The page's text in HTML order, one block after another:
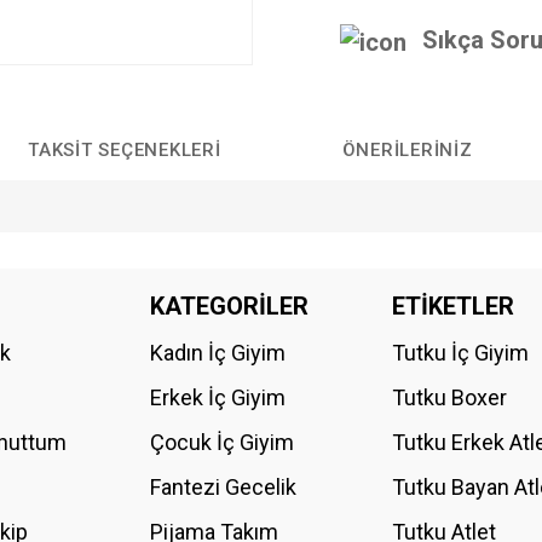
Sıkça
TAKSIT SEÇENEKLERI ÖNERILERINIZ
Bu ürüne ilk yorumu siz yapın!
KATEGORİLER
Kadın İç Giyim
Erkek İç Giyim
Çocuk İç Giyim
Fantezi Gecelik
Pijama Takım
ETİKETLER
Tutku İç Giyim
Tutku Boxer
Tutku Erkek
Tutku Bayan
Tutku Atlet